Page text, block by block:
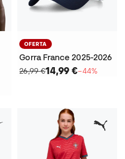
OFERTA
Gorra France 2025-2026
26,99 €14,99 €−44%